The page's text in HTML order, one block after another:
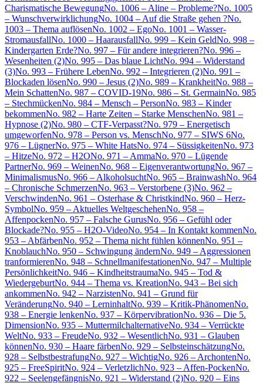
Charismatische BewegungNo. 1006 – Aline – Probleme?No. 1005
– WunschverwirklichungNo. 1004 – Auf die Straße gehen ?No.
1003 – Thema auflösenNo. 1002 – EgoNo. 1001 – Wasser-
StromausfallNo. 1000 – HaarausfallNo. 999 – Kein GeldNo. 998 –
Kindergarten Erde?No. 997 – Für andere integrieren?No. 996 –
Wesenheiten (2)No. 995 – Das blaue LichtNo. 994 – Widerstand
(3)No. 993 – Frühere LebenNo. 992 – Integrieren (2)No. 991 –
Blockaden lösenNo. 990 – Jesus (2)No. 989 – KrankheitNo. 988 –
Mein SchattenNo. 987 – COVID-19No. 986 – St. GermainNo. 985
– StechmückenNo. 984 – Mensch – PersonNo. 983 – Kinder
bekommenNo. 982 – Harte Zeiten – Starke MenschenNo. 981 –
Hypnose (2)No. 980 – CTF-Verpasst?No. 979 – Energetisch
umgeworfenNo. 978 – Person vs. MenschNo. 977 – SIWS 6No.
976 – LügnerNo. 975 – White HatsNo. 974 – SüssigkeitenNo. 973
– HitzeNo. 972 – H2ONo. 971 – AmmaNo. 970 – Lügende
PartnerNo. 969 – WeinenNo. 968 – EigenverantwortungNo. 967 –
MinimalismusNo. 966 – AlkoholsuchtNo. 965 – BrainwashNo. 964
– Chronische SchmerzenNo. 963 – Verstorbene (3)No. 962 –
VerschwindenNo. 961 – Osterhase & ChristkindNo. 960 – Herz-
SymbolNo. 959 – Aktuelles WeltgeschehenNo. 958 –
AffenpockenNo. 957 – Falsche GurusNo. 956 – Gefühl oder
Blockade?No. 955 – H2O-VideoNo. 954 – In Kontakt kommenNo.
953 – AbfärbenNo. 952 – Thema nicht fühlen könnenNo. 951 –
KnoblauchNo. 950 – Schwingung ändernNo. 949 – Aggressionen
tranformierenNo. 948 – SchnellmanifestationenNo. 947 – Multiple
PersönlichkeitNo. 946 – KindheitstraumaNo. 945 – Tod &
WiedergeburtNo. 944 – Thema vs. KreationNo. 943 – Bei sich
ankommenNo. 942 – NarzistenNo. 941 – Grund für
VeränderungNo. 940 – LerninhaltNo. 939 – Kritik-PhänomenNo.
938 – Energie lenkenNo. 937 – KörpervibrationNo. 936 – Die 5.
DimensionNo. 935 – MuttermilchalternativeNo. 934 – Verrückte
WeltNo. 933 – FreudeNo. 932 – WesentlichNo. 931 – Glauben
könnenNo. 930 – Haare färbenNo. 929 – SelbsteinschätzungNo.
928 – SelbstbestrafungNo. 927 – WichtigNo. 926 – ArchontenNo.
925 – FreeSpiritNo. 924 – VerletzlichNo. 923 – Affen-PockenNo.
922 – SeelengefängnisNo. 921 – Widerstand (2)No. 920 – Eins